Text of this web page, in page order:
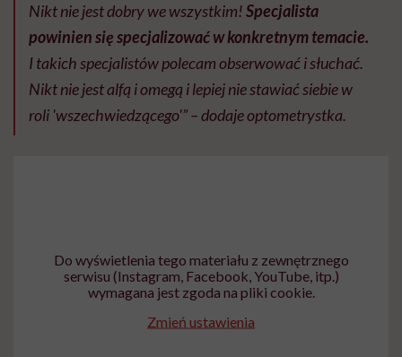
Nikt nie jest dobry we wszystkim!Specjalista
powinien się specjalizować w konkretnym temacie.
I takich specjalistów polecam obserwować i słuchać.
Nikt nie jest alfą i omegą i lepiej nie stawiać siebie w
roli 'wszechwiedzącego'” – dodaje optometrystka.
Do wyświetlenia tego materiału z zewnętrznego
serwisu (Instagram, Facebook, YouTube, itp.)
wymagana jest zgoda na pliki cookie.
Zmień ustawienia